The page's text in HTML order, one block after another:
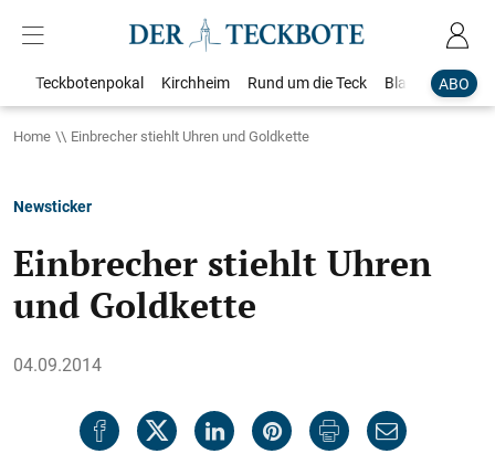
ABO
Teckbotenpokal Kirchheim Rund um die Teck Blaulicht
Home Einbrecher stiehlt Uhren und Goldkette
Newsticker
Einbrecher stiehlt Uhren
und Goldkette
04.09.2014